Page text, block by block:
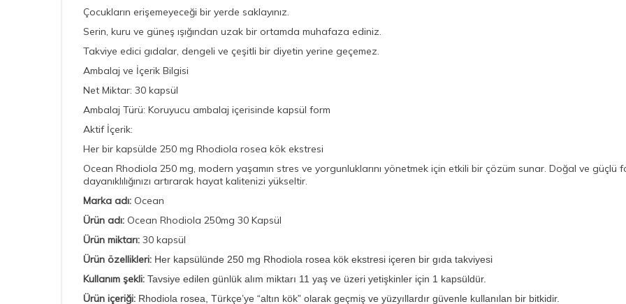
Çocukların erişemeyeceği bir yerde saklayınız.
Serin, kuru ve güneş ışığından uzak bir ortamda muhafaza ediniz.
Takviye edici gıdalar, dengeli ve çeşitli bir diyetin yerine geçemez.
Ambalaj ve İçerik Bilgisi
Net Miktar: 30 kapsül
Ambalaj Türü: Koruyucu ambalaj içerisinde kapsül form
Aktif İçerik:
Her bir kapsülde 250 mg Rhodiola rosea kök ekstresi
Ocean Rhodiola 250 mg, modern yaşamın stres ve yorgunluklarını yönetmek için etkili bir çözüm sunar. Doğal ve güçlü
dayanıklılığınızı artırarak hayat kalitenizi yükseltir.
Marka adı: Ocean
Ürün adı: Ocean Rhodiola 250mg 30 Kapsül
Ürün miktarı: 30 kapsül
Ürün özellikleri: Her kapsülünde 250 mg Rhodiola rosea kök ekstresi içeren bir gıda takviyesi
Kullanım şekli: Tavsiye edilen günlük alım miktarı 11 yaş ve üzeri yetişkinler için 1 kapsüldür.
Ürün içeriği: Rhodiola rosea, Türkçe’ye “altın kök” olarak geçmiş ve yüzyıllardır güvenle kullanılan bir bitkidir.